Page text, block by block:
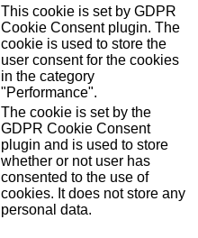
This cookie is set by GDPR
Cookie Consent plugin. The
cookie is used to store the
user consent for the cookies
in the category
"Performance".
The cookie is set by the
GDPR Cookie Consent
plugin and is used to store
whether or not user has
consented to the use of
cookies. It does not store any
personal data.